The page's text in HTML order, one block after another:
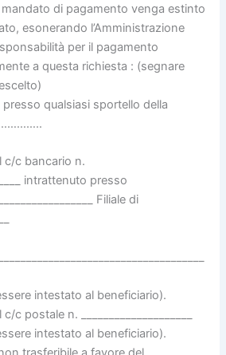
di pagamento venga estinto
esonerando l’Amministrazione
per il pagamento
a questa richiesta : (segnare
qualsiasi sportello della
…………..
c/c bancario n.
intrattenuto presso
Filiale di
intestato al beneficiario).
postale n. ____________________
intestato al beneficiario).